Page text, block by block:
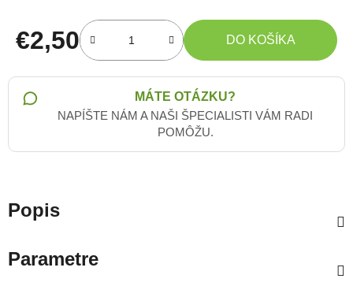
€2,50
Jednotková cena:
DO KOŠÍKA
MÁTE OTÁZKU?
NAPÍŠTE NÁM A NAŠI ŠPECIALISTI VÁM RADI
POMÔŽU.
Popis
Parametre